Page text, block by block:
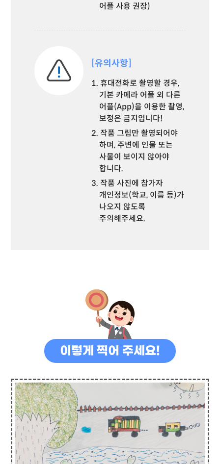
어플 사용 권장)
[유의사항]
1. 휴대전화로 촬영할 경우,
기본 카메라 어플 외 다른
어플(App)을 이용한 촬영,
보정은 금지입니다!
2. 작품 그림만 촬영되어야
하며, 주변에 인물 또는
사물이 보이지 않아야
합니다.
3. 작품 사진에 참가자
개인정보(학교, 이름 등)가
나오지 않도록
주의해주세요.
이렇게 찍어 주세요!